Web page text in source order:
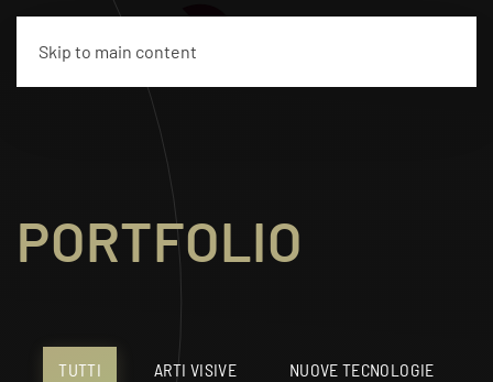
Skip to main content
PORTFOLIO
TUTTI ARTI VISIVE NUOVE TECNOLOGIE